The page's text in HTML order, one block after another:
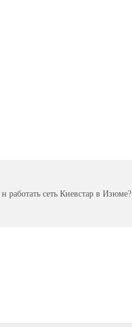
работать сеть Киевстар в Изюме?